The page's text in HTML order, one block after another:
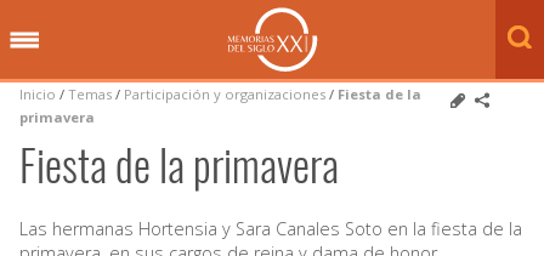
Inicio / Temas / Participación y organizaciones / Fiesta de la
primavera
Fiesta de la primavera
Las hermanas Hortensia y Sara Canales Soto en la fiesta de la